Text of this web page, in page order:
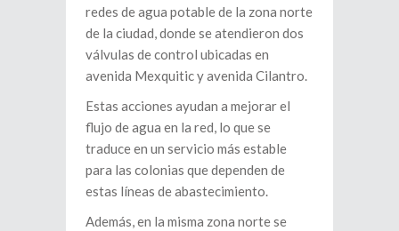
redes de agua potable de la zona norte
de la ciudad, donde se atendieron dos
válvulas de control ubicadas en
avenida Mexquitic y avenida Cilantro.
Estas acciones ayudan a mejorar el
flujo de agua en la red, lo que se
traduce en un servicio más estable
para las colonias que dependen de
estas líneas de abastecimiento.
Además, en la misma zona norte se